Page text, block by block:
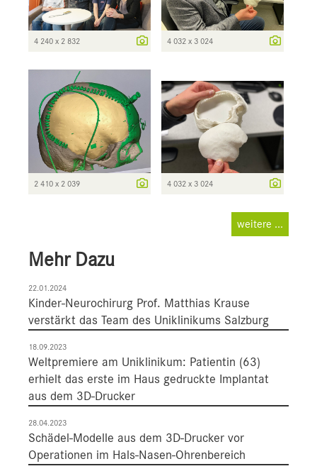
4 240 x 2 832 4 032 x 3 024
2 410 x 2 039 4 032 x 3 024
weitere ...
Mehr Dazu
22.01.2024
Kinder-Neurochirurg Prof. Matthias Krause
verstärkt das Team des Uniklinikums Salzburg
18.09.2023
Weltpremiere am Uniklinikum: Patientin (63)
erhielt das erste im Haus gedruckte Implantat
aus dem 3D-Drucker
28.04.2023
Schädel-Modelle aus dem 3D-Drucker vor
Operationen im Hals-Nasen-Ohrenbereich